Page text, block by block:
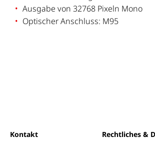
Ausgabe von 32768 Pixeln Mono
Optischer Anschluss: M95
Kontakt Rechtliches &